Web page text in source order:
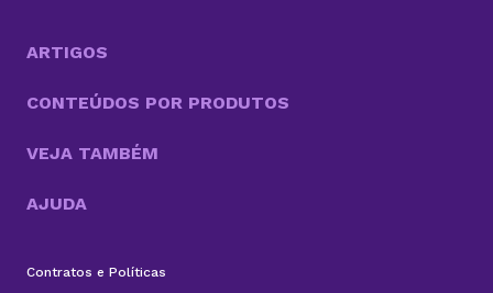
aproximar do...
ARTIGOS
CONTEÚDOS POR PRODUTOS
VEJA TAMBÉM
AJUDA
Contratos e Políticas